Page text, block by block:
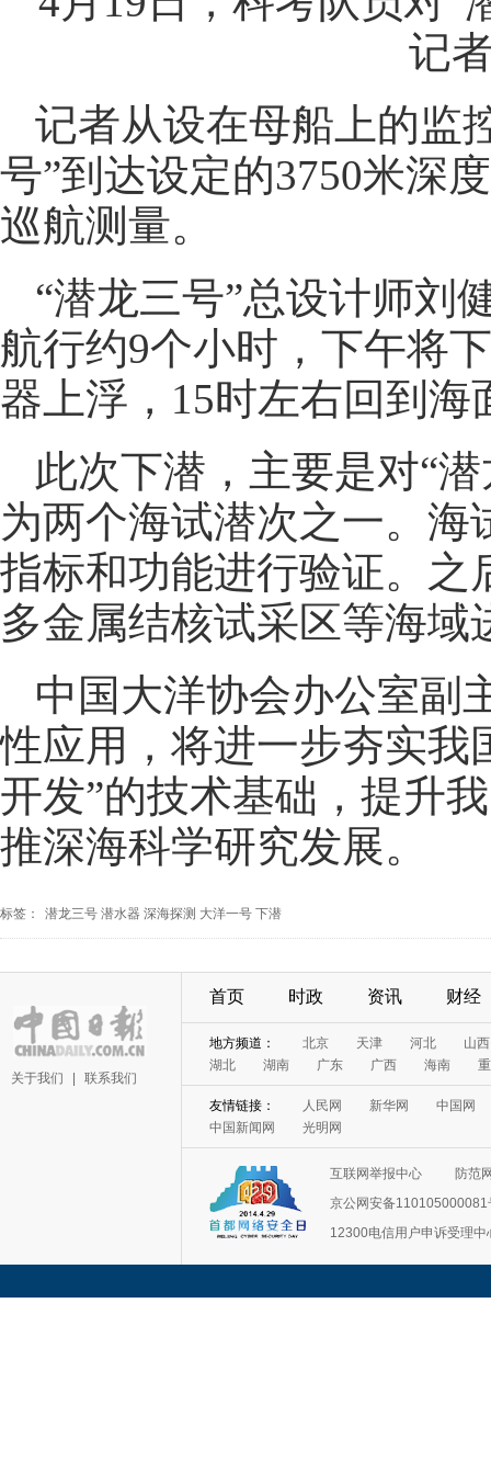
记
记者从设在母船上的监
号”到达设定的3750米深
巡航测量。
“潜龙三号”总设计师刘
航行约9个小时，下午将
器上浮，15时左右回到海
此次下潜，主要是对“
为两个海试潜次之一。海
指标和功能进行验证。之
多金属结核试采区等海域
中国大洋协会办公室副
性应用，将进一步夯实我
开发”的技术基础，提升
推深海科学研究发展。
标签： 潜龙三号 潜水器 深海探测 大洋一号 下潜
关于我们 联系我们
首页 时政 资讯 财经
地方频道： 北京 天津 河北
山西
湖北
湖南 广东 广西 海南
友情链接： 人民网 新华网
中国网
中国新闻网
光明网
互联网举报中心
防范
京公网安备110105000081
12300电信用户申诉受理中